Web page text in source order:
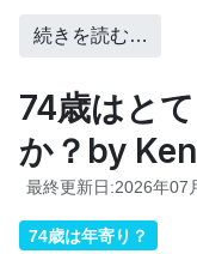
続きを読む…
74歳はと
か？by
最終更新日:2026年07
74歳は年寄り？